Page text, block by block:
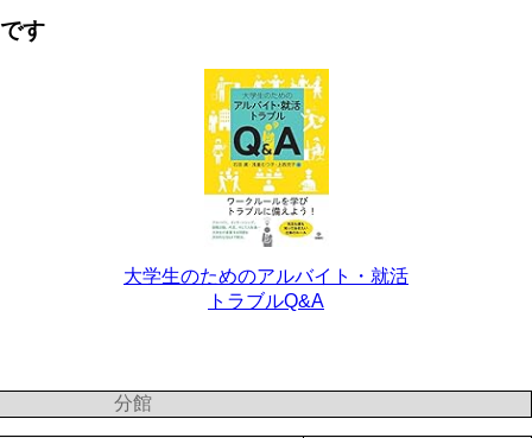
す
大学生のためのアルバイト・就活
トラブルQ&A
分館